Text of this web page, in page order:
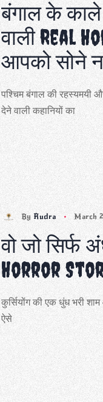
बंगाल के
वाली Real
आपको सोने
पश्चिम बंगाल की रहस्यमयी
देने वाली कहानियों का
By Rudra March
वो जो सिर्फ
Horror
कुर्सियोंग की एक धुंध भरी
ऐसे